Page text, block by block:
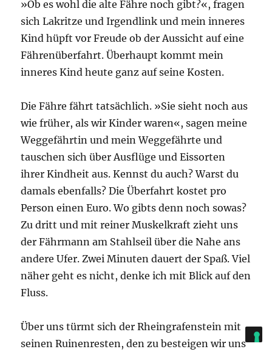
»Ob es wohl die alte Fähre noch gibt?«, fragen
sich Lakritze und Irgendlink und mein inneres
Kind hüpft vor Freude ob der Aussicht auf eine
Fährenüberfahrt. Überhaupt kommt mein
inneres Kind heute ganz auf seine Kosten.
Die Fähre fährt tatsächlich. »Sie sieht noch aus
wie früher, als wir Kinder waren«, sagen meine
Weggefährtin und mein Weggefährte und
tauschen sich über Ausflüge und Eissorten
ihrer Kindheit aus. Kennst du auch? Warst du
damals ebenfalls? Die Überfahrt kostet pro
Person einen Euro. Wo gibts denn noch sowas?
Zu dritt und mit reiner Muskelkraft zieht uns
der Fährmann am Stahlseil über die Nahe ans
andere Ufer. Zwei Minuten dauert der Spaß. Viel
näher geht es nicht, denke ich mit Blick auf den
Fluss.
Über uns türmt sich der Rheingrafenstein mit
seinen Ruinenresten, den zu besteigen wir uns